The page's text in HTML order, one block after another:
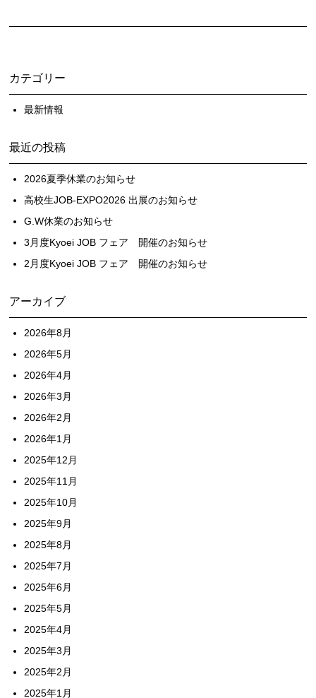
カテゴリー
最新情報
最近の投稿
2026夏季休業のお知らせ
高校生JOB-EXPO2026 出展のお知らせ
G.W休業のお知らせ
3月度Kyoei JOB フェア 開催のお知らせ
2月度Kyoei JOB フェア 開催のお知らせ
アーカイブ
2026年8月
2026年5月
2026年4月
2026年3月
2026年2月
2026年1月
2025年12月
2025年11月
2025年10月
2025年9月
2025年8月
2025年7月
2025年6月
2025年5月
2025年4月
2025年3月
2025年2月
2025年1月